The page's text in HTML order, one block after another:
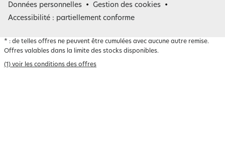
Belgique
Données personnelles
Gestion des cookies
Accessibilité : partiellement conforme
* : de telles offres ne peuvent être cumulées avec aucune autre remise.
Offres valables dans la limite des stocks disponibles.
(1) voir les conditions des offres